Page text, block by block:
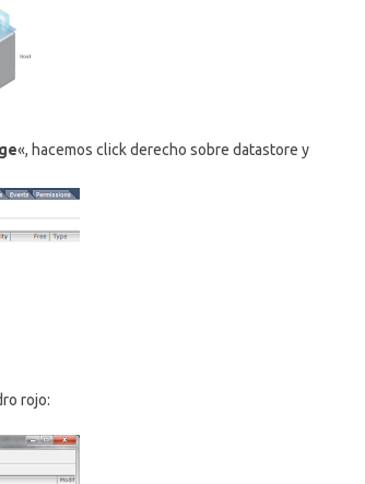
«, hacemos click derecho sobre datastore y
rojo: